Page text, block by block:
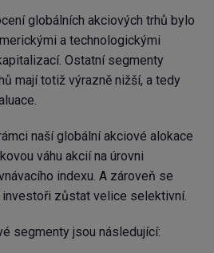
globálních akciových trhů bylo
a technologickými
Ostatní segmenty
mají totiž výrazně nižší, a tedy
naší globální akciové alokace
váhu akcií na úrovni
indexu. A zároveň se
zůstat velice selektivní.
segmenty jsou následující: